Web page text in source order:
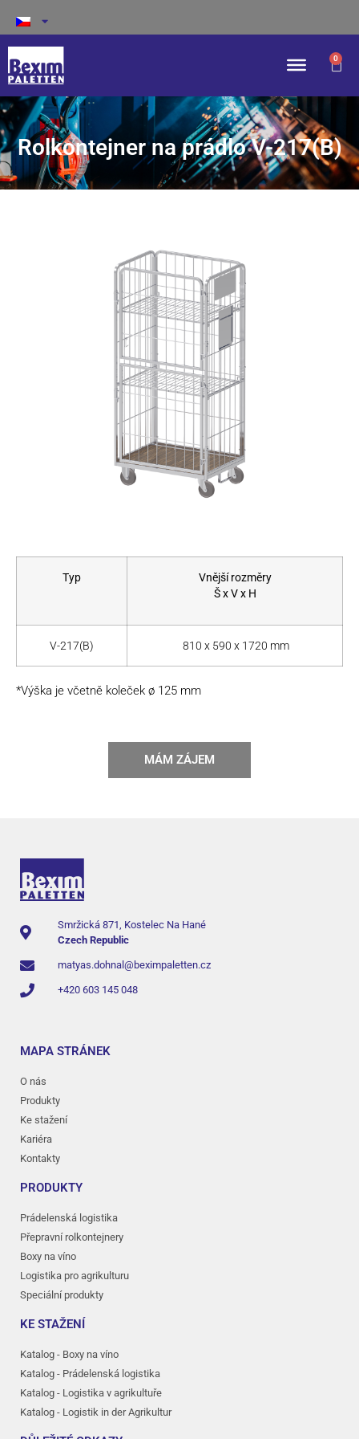
0
Rolkontejner na prádlo V-217(B)
Typ
Vnější rozměry
Š x V x H
V-217(B) 810 x 590 x 1720 mm
*Výška je včetně koleček ø 125 mm
MÁM ZÁJEM
Smržická 871, Kostelec Na Hané
Czech Republic
matyas.dohnal@beximpaletten.cz
+420 603 145 048
MAPA STRÁNEK
O nás
Produkty
Ke stažení
Kariéra
Kontakty
PRODUKTY
Prádelenská logistika
Přepravní rolkontejnery
Boxy na víno
Logistika pro agrikulturu
Speciální produkty
KE STAŽENÍ
Katalog - Boxy na víno
Katalog - Prádelenská logistika
Katalog - Logistika v agrikultuře
Katalog - Logistik in der Agrikultur